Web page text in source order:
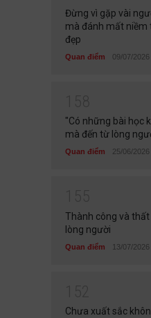
Đừng vì gặp vài
mà đánh mất niềm
đẹp
Quan điểm 09/07/2026
"Có những bài học
mà đến từ lòng
Quan điểm 25/06/2026
Thành công và
lòng người
Quan điểm 13/07/2026
Chưa xuất sắc